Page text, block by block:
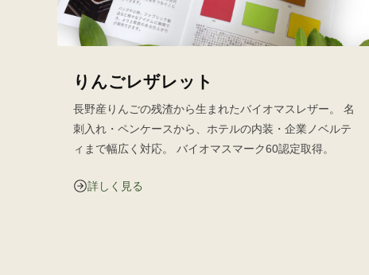
りんごレザレット
長野産りんごの残渣から生まれたバイオマスレザー。 名
刺入れ・ペンケースから、ホテルの内装・企業ノベルテ
ィまで幅広く対応。 バイオマスマーク60認定取得。
詳しく見る